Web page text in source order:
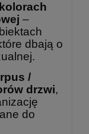
kolorach
–
dbają o
/
drzwi,
do